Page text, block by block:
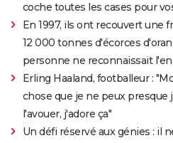
coche toutes les cases pour
En 1997, ils ont recouvert une
12 000 tonnes d'écorces
personne ne reconnaissait
Erling Haaland, footballeur :
chose que je ne peux presque
l'avouer, j'adore ça"
Un défi réservé aux génies : il